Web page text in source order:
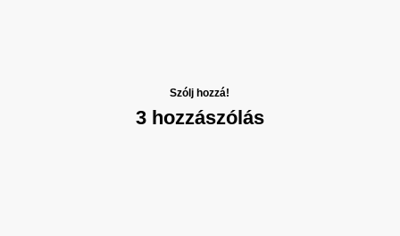
Szólj hozzá!
3 hozzászólás